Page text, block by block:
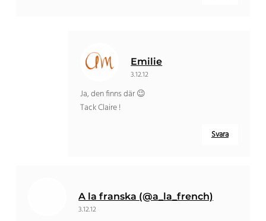
Emilie
3.12.12
Ja, den finns där 😉
Tack Claire !
Svara
A la franska (@a_la_french)
3.12.12